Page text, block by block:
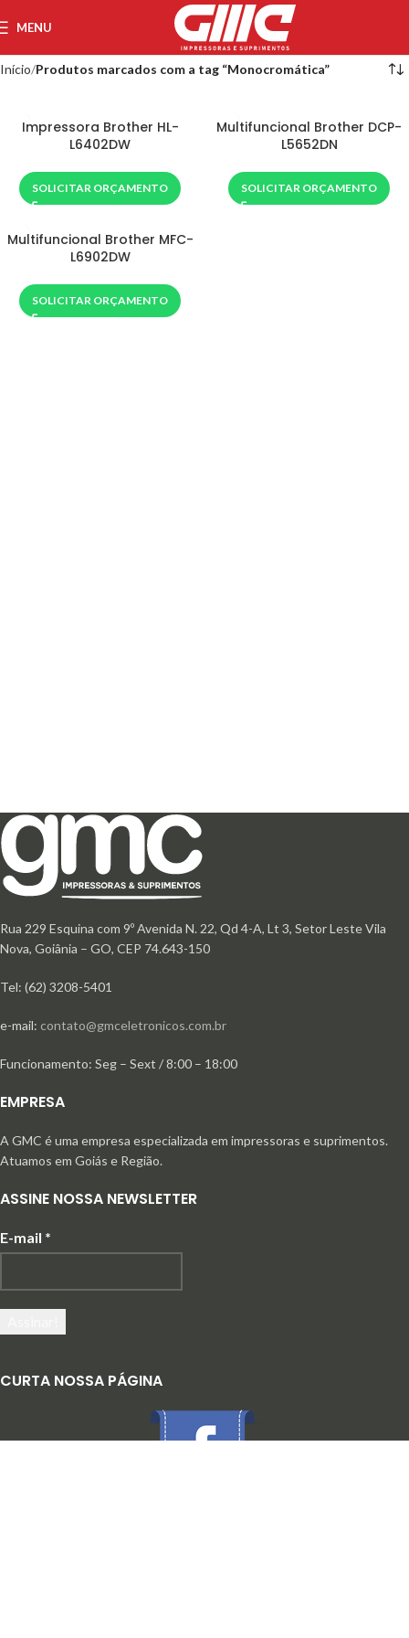
MENU
Início Produtos marcados com a tag “Monocromática”
Impressora Brother HL-
L6402DW
SOLICITAR ORÇAMENTO
Multifuncional Brother DCP-
L5652DN
SOLICITAR ORÇAMENTO
Multifuncional Brother MFC-
L6902DW
SOLICITAR ORÇAMENTO
Rua 229 Esquina com 9º Avenida N. 22, Qd 4-A, Lt 3, Setor Leste Vila
Nova, Goiânia – GO, CEP 74.643-150
Tel: (62) 3208-5401
e-mail: contato@gmceletronicos.com.br
Funcionamento: Seg – Sext / 8:00 – 18:00
EMPRESA
A GMC é uma empresa especializada em impressoras e suprimentos.
Atuamos em Goiás e Região.
ASSINE NOSSA NEWSLETTER
E-mail *
CURTA NOSSA PÁGINA